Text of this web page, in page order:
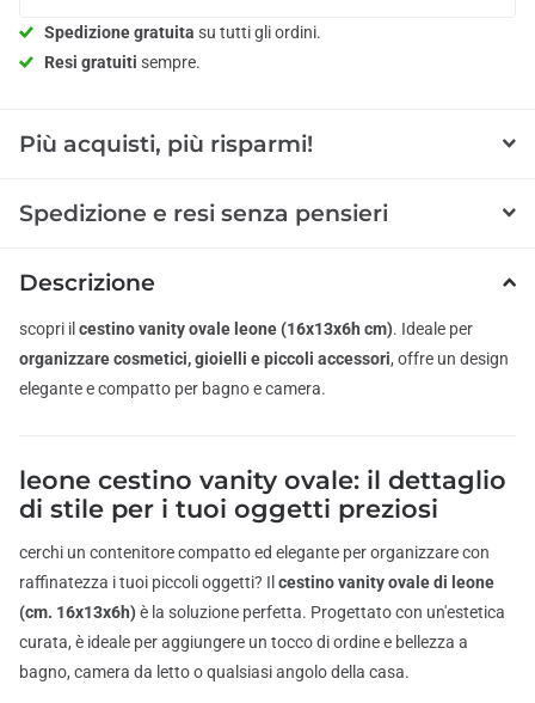
Spedizione gratuita su tutti gli ordini.
Resi gratuiti sempre.
Più acquisti, più risparmi!
Spedizione e resi senza pensieri
Descrizione
scopri il cestino vanity ovale leone (16x13x6h cm). Ideale per
organizzare cosmetici, gioielli e piccoli accessori, offre un design
elegante e compatto per bagno e camera.
leone cestino vanity ovale: il dettaglio
di stile per i tuoi oggetti preziosi
cerchi un contenitore compatto ed elegante per organizzare con
raffinatezza i tuoi piccoli oggetti? Il cestino vanity ovale di leone
(cm. 16x13x6h)è la soluzione perfetta. Progettato con un'estetica
curata, è ideale per aggiungere un tocco di ordine e bellezza a
bagno, camera da letto o qualsiasi angolo della casa.